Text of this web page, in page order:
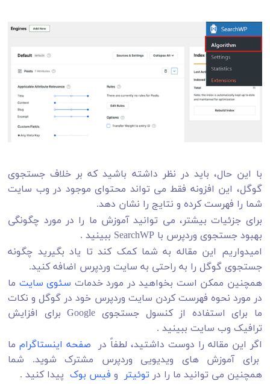
با این حال، باید در نظر داشته باشید که بر خلاف جستجوی
گوگل، این افزونه فقط می تواند محتوای موجود در وب سایت
شما را فهرست کرده و نتایج را نشان دهد.
برای جزئیات بیشتر، می توانید آموزش ما را در مورد چگونگی
بهبود جستجوی وردپرس با SearchWP ببینید .
امیدواریم این مقاله به شما کمک کند تا یاد بگیرید چگونه
جستجوی گوگل را به راحتی به سایت وردپرس اضافه کنید.
همچنین ممکن است بخواهید در مورد خدمات سئوی سایت ما
در مورد نحوه فهرست کردن سایت وردپرس خود در گوگل و نکات
ما برای استفاده از کنسول جستجوی Google برای افزایش
ترافیک وب سایت ببینید .
اگر این مقاله را دوست داشتید، لطفاً در صفحه اینستاگرامما
برای آموزش های ویدیویی وردپرس مشترک شوید. شما
همچنین می توانید ما را درتوئیتر و فیس بوک پیدا کنید .